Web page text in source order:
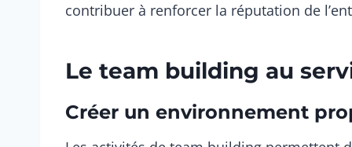
contribuer à renforcer la réputation de
Le team building au
Créer un environnement